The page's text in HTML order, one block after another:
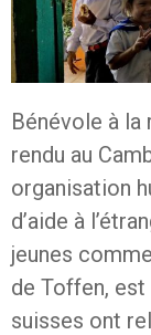
Bénévole à la
rendu au
organisation
d’aide à
jeunes
de Toffen, est
suisses ont